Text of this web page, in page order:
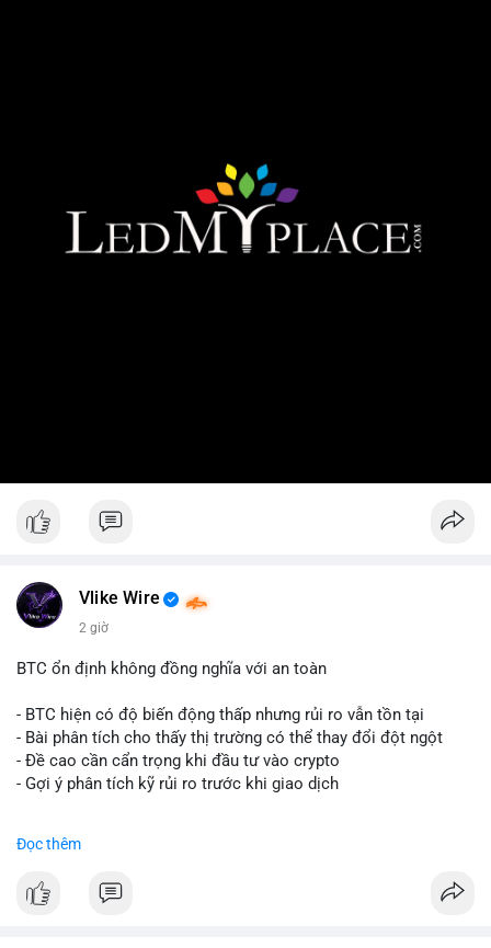
Vlike Wire
2 giờ
BTC ổn định không đồng nghĩa với an toàn
- BTC hiện có độ biến động thấp nhưng rủi ro vẫn tồn tại
- Bài phân tích cho thấy thị trường có thể thay đổi đột ngột
- Đề cao cần cẩn trọng khi đầu tư vào crypto
- Gợi ý phân tích kỹ rủi ro trước khi giao dịch
Đọc thêm